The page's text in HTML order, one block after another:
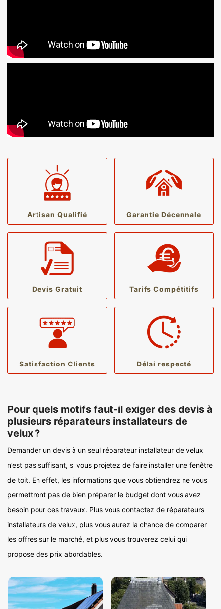
Artisan Qualifié Garantie Décennale
Devis Gratuit Tarifs Compétitifs
Satisfaction Clients Délai respecté
Pour quels motifs faut-il exiger des devis à
plusieurs réparateurs installateurs de
velux ?
Demander un devis à un seul réparateur installateur de velux
n’est pas suffisant, si vous projetez de faire installer une fenêtre
de toit. En effet, les informations que vous obtiendrez ne vous
permettront pas de bien préparer le budget dont vous avez
besoin pour ces travaux. Plus vous contactez de réparateurs
installateurs de velux, plus vous aurez la chance de comparer
les offres sur le marché, et plus vous trouverez celui qui
propose des prix abordables.